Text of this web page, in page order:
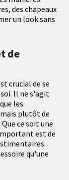
des chapeaux
un look sans
de
crucial de se
Il ne s'agit
les
plutôt de
ce soit une
est de
qu'une